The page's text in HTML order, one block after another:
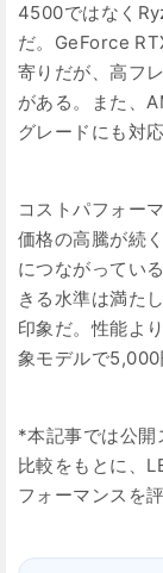
4500ではなく
だ。GeForce
寄りだが、高フ
がある。また、
グレードにも対
コストパフォー
価格の高騰が続
につながってい
きる水準は満た
印象だ。性能よ
象モデルで5,000
*本記事では公開
比較をもとに、
フォーマンスを